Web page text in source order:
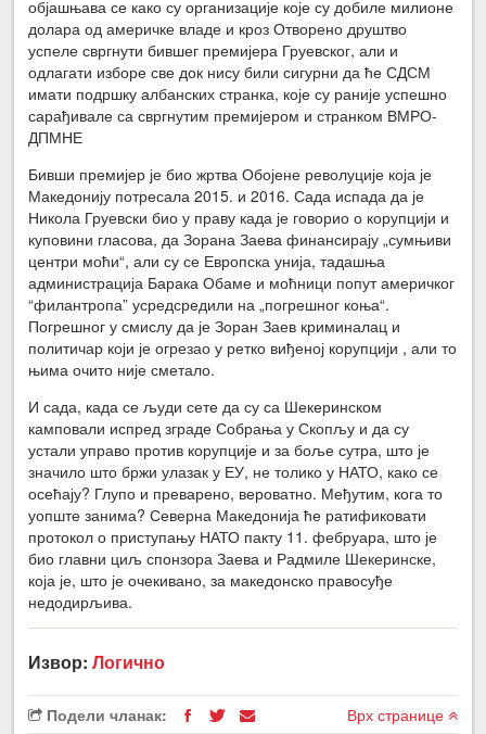
објашњава се како су организације које су добиле милионе
долара од америчке владе и кроз Отворено друштво
успеле свргнути бившег премијера Груевског, али и
одлагати изборе све док нису били сигурни да ће СДСМ
имати подршку албанских странка, које су раније успешно
сарађивале са свргнутим премијером и странком ВМРО-
ДПМНЕ
Бивши премијер је био жртва Обојене револуције која је
Македонију потресала 2015. и 2016. Сада испада да је
Никола Груевски био у праву када је говорио о корупцији и
куповини гласова, да Зорана Заева финансирају „сумњиви
центри моћи“, али су се Европска унија, тадашња
администрација Барака Обаме и моћници попут америчког
“филантропа” усредсредили на „погрешног коња“.
Погрешног у смислу да је Зоран Заев криминалац и
политичар који је огрезао у ретко виђеној корупцији , али то
њима очито није сметало.
И сада, када се људи сете да су са Шекеринском
камповали испред зграде Собрања у Скопљу и да су
устали управо против корупције и за боље сутра, што је
значило што бржи улазак у ЕУ, не толико у НАТО, како се
осећају? Глупо и преварено, вероватно. Међутим, кога то
уопште занима? Северна Македонија ће ратификовати
протокол о приступању НАТО пакту 11. фебруара, што је
био главни циљ спонзора Заева и Радмиле Шекеринске,
која је, што је очекивано, за македонско правосуђе
недодирљива.
Извор:Логично
Подели чланак: Врх странице